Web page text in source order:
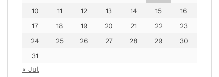
10
11 12 13 14 15
16
17
18 19 20 21 22
23
24
25 26 27 28 29
30
31
« Jul